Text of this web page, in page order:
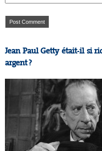
Jean Paul Getty était-il si
argent ?